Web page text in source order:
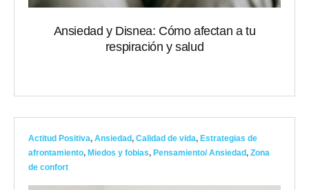
Ansiedad y Disnea: Cómo afectan a tu
respiración y salud
Actitud Positiva, Ansiedad, Calidad de vida, Estrategias de
afrontamiento, Miedos y fobias, Pensamiento/ Ansiedad, Zona
de confort